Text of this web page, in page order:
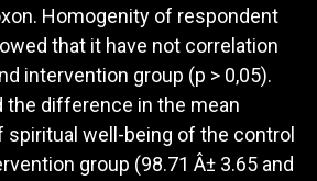
Homogenity of respondent
that it have not correlation
intervention group (p > 0,05).
the difference in the mean
well-being of the control
group (98.71 Â± 3.65 and